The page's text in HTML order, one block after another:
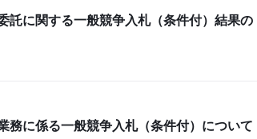
に関する一般競争入札（条件付）結果の
務に係る一般競争入札（条件付）について